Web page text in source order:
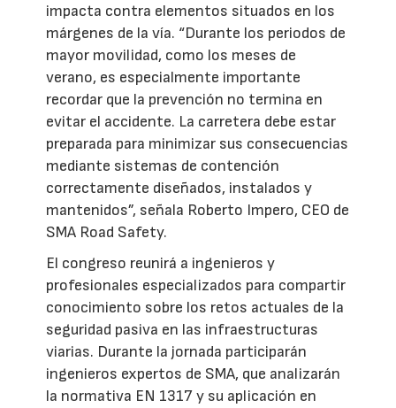
impacta contra elementos situados en los
márgenes de la vía. “Durante los periodos de
mayor movilidad, como los meses de
verano, es especialmente importante
recordar que la prevención no termina en
evitar el accidente. La carretera debe estar
preparada para minimizar sus consecuencias
mediante sistemas de contención
correctamente diseñados, instalados y
mantenidos”, señala Roberto Impero, CEO de
SMA Road Safety.
El congreso reunirá a ingenieros y
profesionales especializados para compartir
conocimiento sobre los retos actuales de la
seguridad pasiva en las infraestructuras
viarias. Durante la jornada participarán
ingenieros expertos de SMA, que analizarán
la normativa EN 1317 y su aplicación en